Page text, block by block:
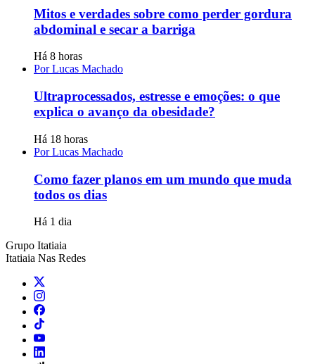
Mitos e verdades sobre como perder gordura
abdominal e secar a barriga
Há 8 horas
Por Lucas Machado
Ultraprocessados, estresse e emoções: o que
explica o avanço da obesidade?
Há 18 horas
Por Lucas Machado
Como fazer planos em um mundo que muda
todos os dias
Há 1 dia
Grupo Itatiaia
Itatiaia Nas Redes